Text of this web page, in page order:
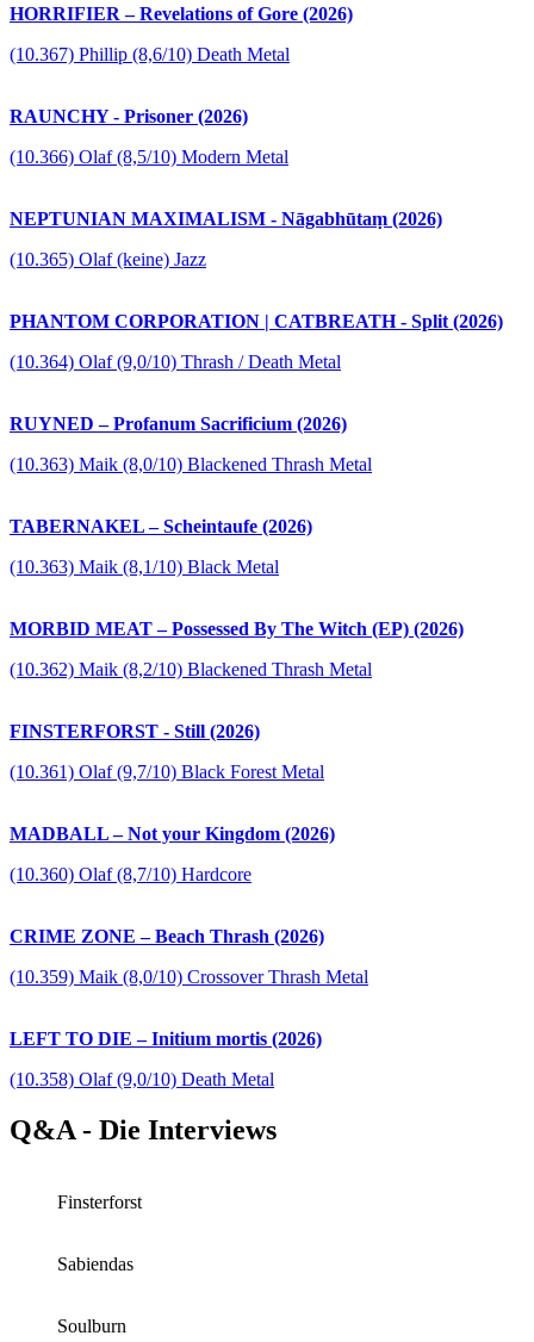
HORRIFIER – Revelations of Gore (2026)
(10.367) Phillip (8,6/10) Death Metal
RAUNCHY - Prisoner (2026)
(10.366) Olaf (8,5/10) Modern Metal
NEPTUNIAN MAXIMALISM - Nāgabhūtaṃ (2026)
(10.365) Olaf (keine) Jazz
PHANTOM CORPORATION | CATBREATH - Split (2026)
(10.364) Olaf (9,0/10) Thrash / Death Metal
RUYNED – Profanum Sacrificium (2026)
(10.363) Maik (8,0/10) Blackened Thrash Metal
TABERNAKEL – Scheintaufe (2026)
(10.363) Maik (8,1/10) Black Metal
MORBID MEAT – Possessed By The Witch (EP) (2026)
(10.362) Maik (8,2/10) Blackened Thrash Metal
FINSTERFORST - Still (2026)
(10.361) Olaf (9,7/10) Black Forest Metal
MADBALL – Not your Kingdom (2026)
(10.360) Olaf (8,7/10) Hardcore
CRIME ZONE – Beach Thrash (2026)
(10.359) Maik (8,0/10) Crossover Thrash Metal
LEFT TO DIE – Initium mortis (2026)
(10.358) Olaf (9,0/10) Death Metal
Q&A - Die Interviews
Finsterforst
Sabiendas
Soulburn